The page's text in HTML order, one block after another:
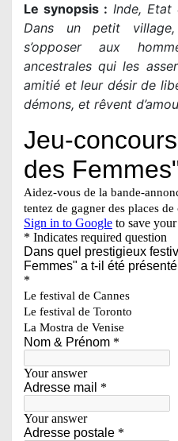
Le synopsis : Inde, Etat
Dans un petit
s’opposer aux
ancestrales qui les
amitié et leur désir de
démons, et rêvent